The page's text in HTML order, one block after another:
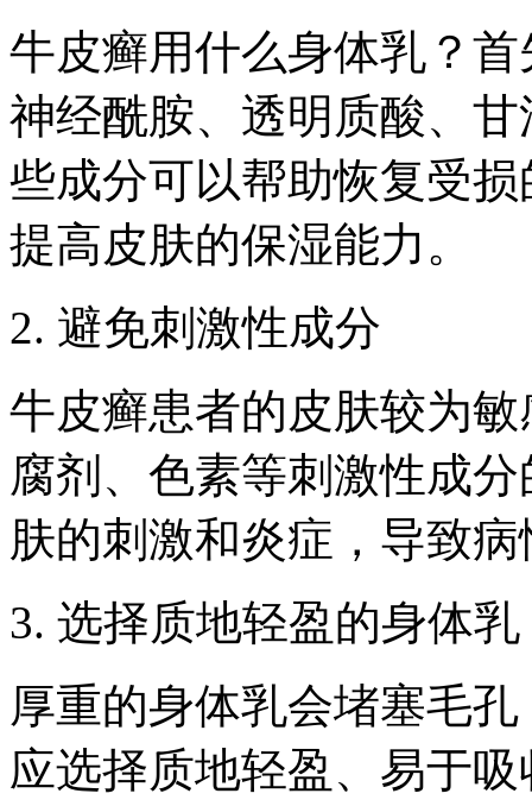
牛皮癣用什么身体乳？
神经酰胺、透明质酸、
些成分可以帮助恢复受
提高皮肤的保湿能力。
2. 避免刺激性成分
牛皮癣患者的皮肤较为
腐剂、色素等刺激性成
肤的刺激和炎症，导致
3. 选择质地轻盈的身体乳
厚重的身体乳会堵塞毛
应选择质地轻盈、易于